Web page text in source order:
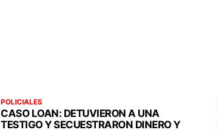
POLICIALES
CASO LOAN: DETUVIERON A UNA
TESTIGO Y SECUESTRARON DINERO Y